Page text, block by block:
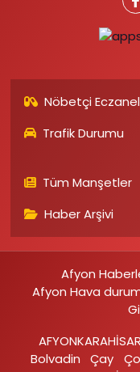
Nöbetçi
Trafik Durumu
Tüm Manşetler
Haber Arşivi
Afyon
Afyon Hava
Bolvadin
Çay